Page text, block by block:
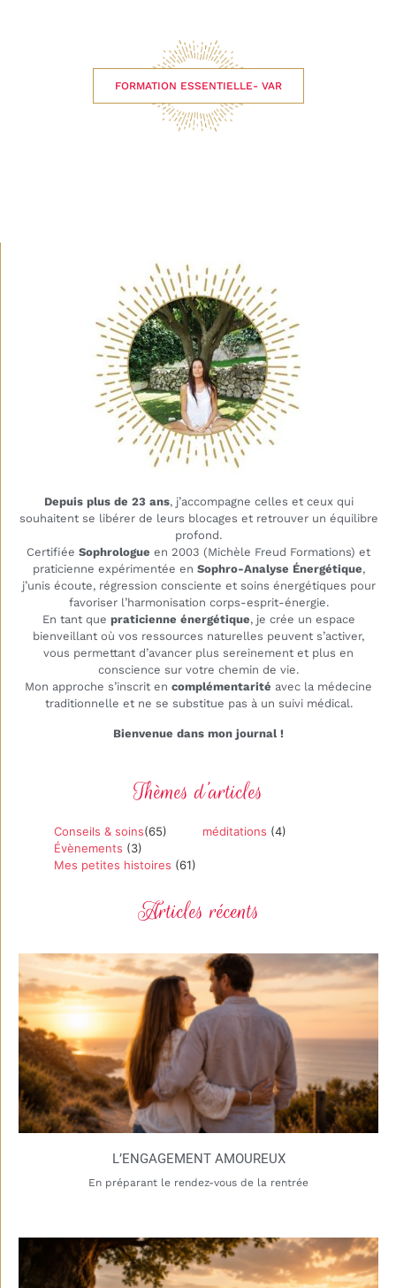
FORMATION ESSENTIELLE- VAR
Depuis plus de 23 ans, j’accompagne celles et ceux qui
souhaitent se libérer de leurs blocages et retrouver un équilibre
profond.
Certifiée Sophrologue en 2003 (Michèle Freud Formations) et
praticienne expérimentée en Sophro-Analyse Énergétique,
j’unis écoute, régression consciente et soins énergétiques pour
favoriser l’harmonisation corps-esprit-énergie.
En tant que praticienne énergétique, je crée un espace
bienveillant où vos ressources naturelles peuvent s’activer,
vous permettant d’avancer plus sereinement et plus en
conscience sur votre chemin de vie.
Mon approche s’inscrit en complémentarité avec la médecine
traditionnelle et ne se substitue pas à un suivi médical.
Bienvenue dans mon journal !
Thèmes d’articles
Conseils & soins(65) méditations (4)
Évènements (3)
Mes petites histoires (61)
Articles récents
L’ENGAGEMENT AMOUREUX
En préparant le rendez-vous de la rentrée